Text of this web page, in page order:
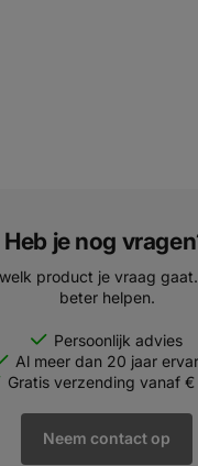
Heb je nog
product je vraag
beter helpen.
Persoonlijk advies
Al meer dan 20 jaar
Gratis verzending vanaf
Neem contact op